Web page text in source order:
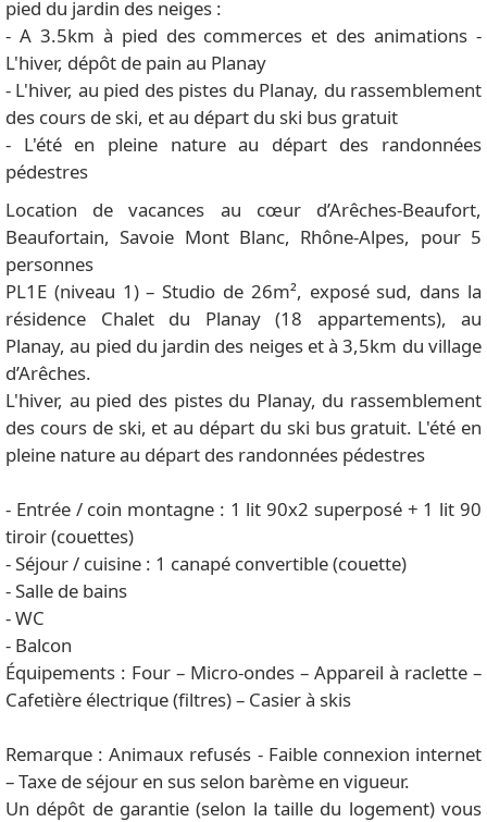
pied du jardin des neiges :
- A 3.5km à pied des commerces et des animations -
L'hiver, dépôt de pain au Planay
- L'hiver, au pied des pistes du Planay, du rassemblement
des cours de ski, et au départ du ski bus gratuit
- L'été en pleine nature au départ des randonnées
pédestres
Location de vacances au cœur d’Arêches-Beaufort,
Beaufortain, Savoie Mont Blanc, Rhône-Alpes, pour 5
personnes
PL1E (niveau 1) – Studio de 26m², exposé sud, dans la
résidence Chalet du Planay (18 appartements), au
Planay, au pied du jardin des neiges et à 3,5km du village
d’Arêches.
L'hiver, au pied des pistes du Planay, du rassemblement
des cours de ski, et au départ du ski bus gratuit. L'été en
pleine nature au départ des randonnées pédestres
- Entrée / coin montagne : 1 lit 90x2 superposé + 1 lit 90
tiroir (couettes)
- Séjour / cuisine : 1 canapé convertible (couette)
- Salle de bains
- WC
- Balcon
Équipements : Four – Micro-ondes – Appareil à raclette –
Cafetière électrique (filtres) – Casier à skis
Remarque : Animaux refusés - Faible connexion internet
– Taxe de séjour en sus selon barème en vigueur.
Un dépôt de garantie (selon la taille du logement) vous